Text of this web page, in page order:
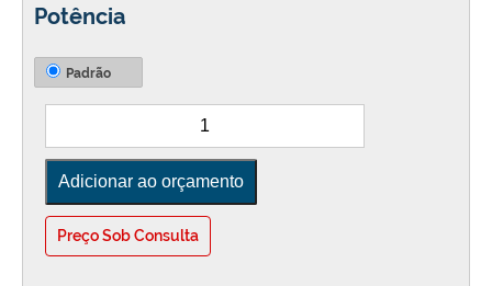
Potência
Padrão
Preço Sob Consulta